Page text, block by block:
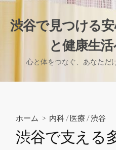
ス
渋谷で見つける
と健康生
心と体をつなぐ、あなただ
ホーム > 内科 /医療 /渋谷
渋谷で支える